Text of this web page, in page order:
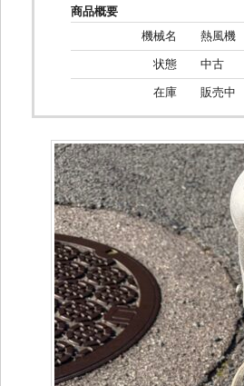
商品概要
機械名
熱風機
状態 中古
在庫 販売中